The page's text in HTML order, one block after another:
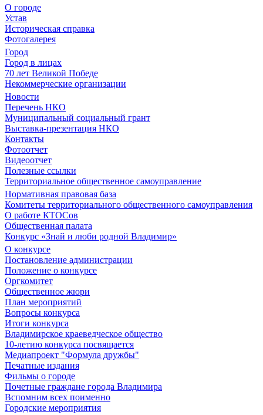
О городе
Устав
Историческая справка
Фотогалерея
Город
Город в лицах
70 лет Великой Победе
Некоммерческие организации
Новости
Перечень НКО
Муниципальный социальный грант
Выставка-презентация НКО
Контакты
Фотоотчет
Видеоотчет
Полезные ссылки
Территориальное общественное самоуправление
Нормативная правовая база
Комитеты территориального общественного самоуправления
О работе КТОСов
Общественная палата
Конкурс «Знай и люби родной Владимир»
О конкурсе
Постановление администрации
Положение о конкурсе
Оргкомитет
Общественное жюри
План мероприятий
Вопросы конкурса
Итоги конкурса
Владимирское краеведческое общество
10-летию конкурса посвящается
Медиапроект "Формула дружбы"
Печатные издания
Фильмы о городе
Почетные граждане города Владимира
Вспомним всех поименно
Городские мероприятия